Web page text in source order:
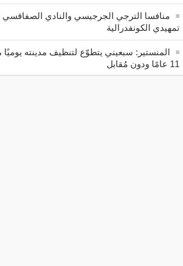
منافسا الترجي الجرجيسي والنادي
تمهيدي الكونفدرالية
المنستير: سبعيني يتطوّع لتنظيف مدينته يوميًا
11 عامًا ودون مُقابل